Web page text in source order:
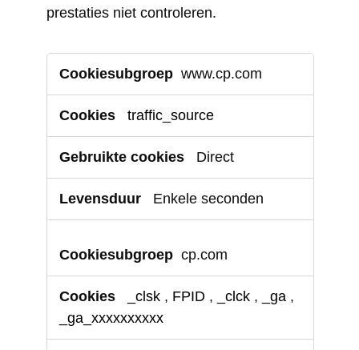
prestaties niet controleren.
Prestatiegerichte
cookies
www.cp.com
traffic_source
Direct
Enkele seconden
cp.com
_clsk , FPID , _clck , _ga ,
_ga_xxxxxxxxxx